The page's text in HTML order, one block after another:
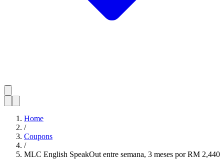
Home
/
Coupons
/
MLC English SpeakOut entre semana, 3 meses por RM 2,440